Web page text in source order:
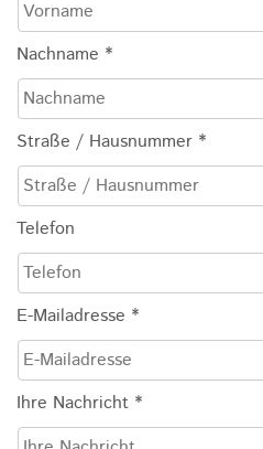
Nachname *
Straße / Hausnummer *
Telefon
E-Mailadresse *
Ihre Nachricht *